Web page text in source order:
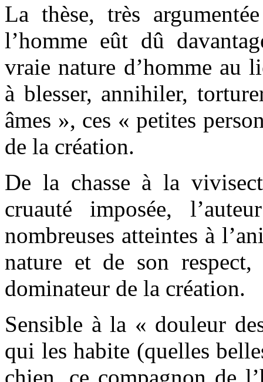
La thèse, très
l’homme eût dû
vraie nature d’homme au
à blesser, annihiler,
âmes », ces « petites
de la création.
De la chasse à la
cruauté imposée,
nombreuses atteintes à
nature et de son
dominateur de la création.
Sensible à la « douleur
qui les habite (quelles
chien, ce compagnon de